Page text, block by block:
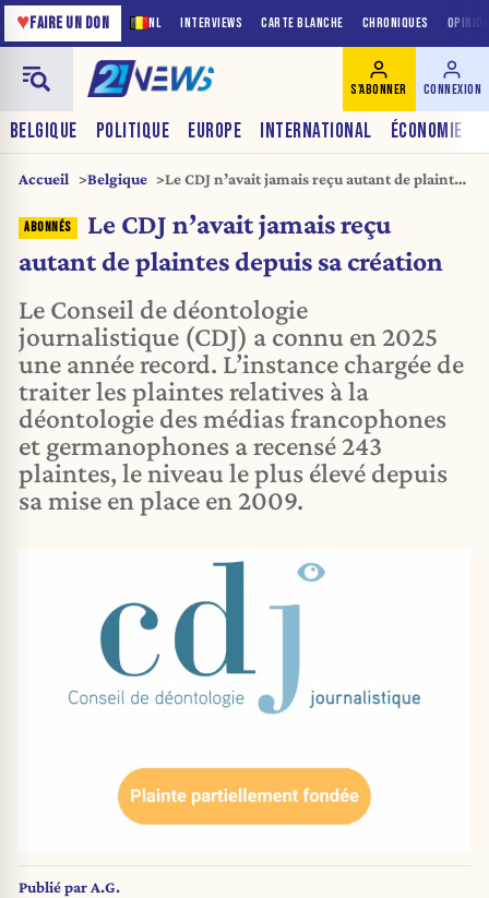
NL INTERVIEWS CARTE BLANCHE CHRONIQUES
♥FAIRE UN DON
BELGIQUE POLITIQUE EUROPE INTERNATIONAL ÉCONOMIE
S'ABONNER CONNEXION
Accueil Belgique
Le CDJ n’avait jamais reçu autant de plaintes
Le CDJ n’avait jamais reçu
autant de plaintes depuis sa création
Le Conseil de déontologie
journalistique (CDJ) a connu en 2025
une année record. L’instance chargée de
traiter les plaintes relatives à la
déontologie des médias francophones
et germanophones a recensé 243
plaintes, le niveau le plus élevé depuis
sa mise en place en 2009.
Publié par A.G.